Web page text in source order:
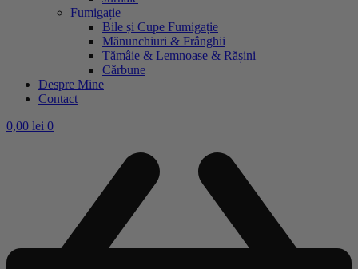
Fumigație
Bile și Cupe Fumigație
Mănunchiuri & Frânghii
Tămâie & Lemnoase & Rășini
Cărbune
Despre Mine
Contact
0,00 lei 0